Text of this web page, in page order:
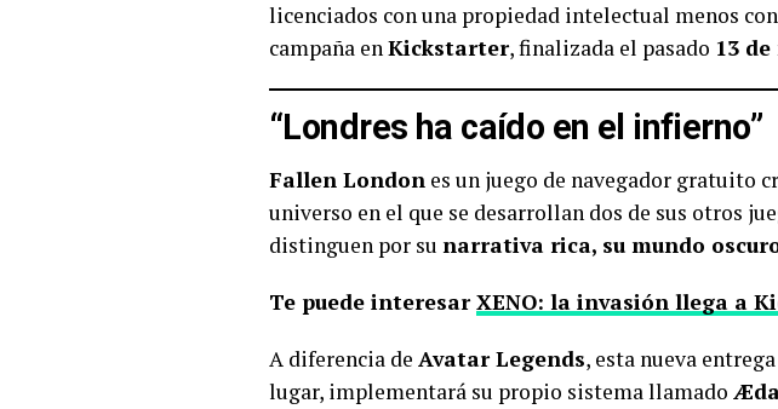
licenciados con una propiedad intelectual menos
campaña enKickstarter, finalizada el pasado 13
“Londres ha caído en el infierno”
Fallen London es un juego de navegador gratuito
universo en el que se desarrollan dos de sus otros
distinguen por su narrativa rica, su mundo
Te puede interesarXENO: la invasión llega a
A diferencia de Avatar Legends, esta nueva entrega
lugar, implementará su propio sistema llamado